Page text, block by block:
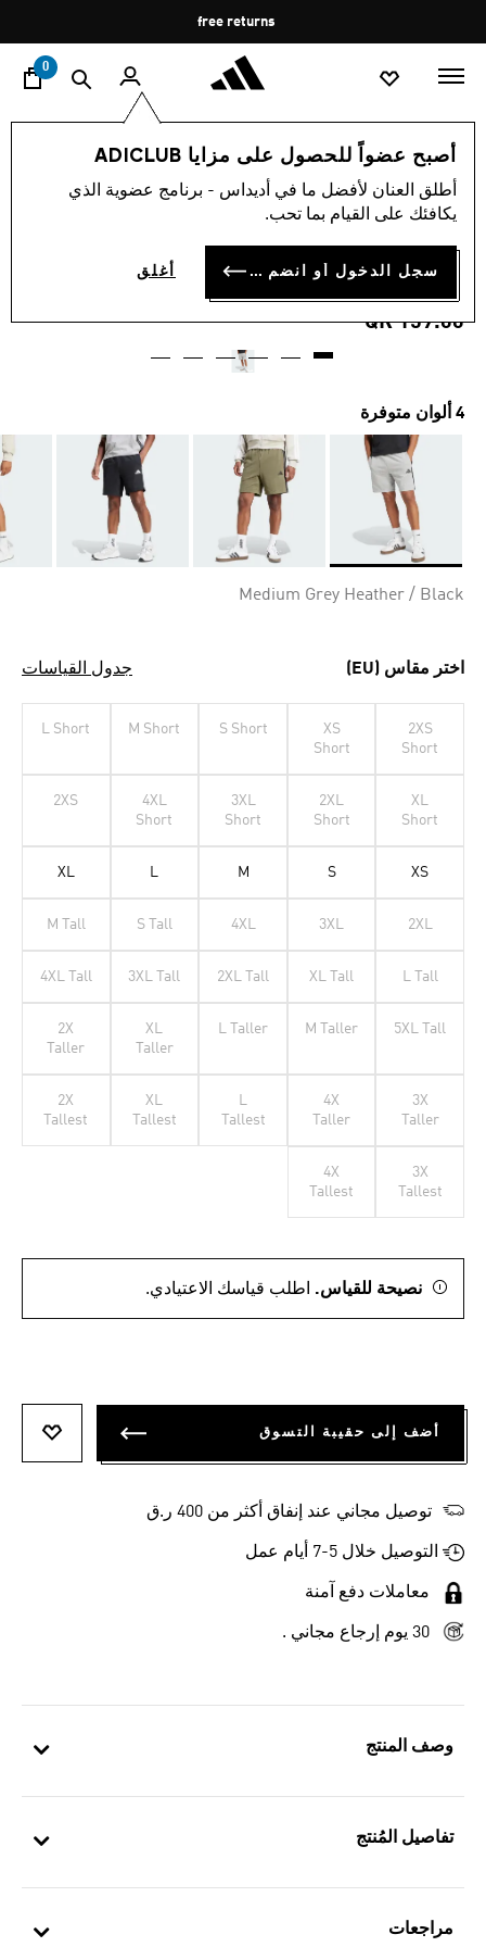
Pause
promotion
rotation
free returns
0
أصبح عضواً للحصول على مزايا ADICLUB
أطلق العنان لأفضل ما في أديداس - برنامج عضوية الذي
يكافئك على القيام بما تحب.
سجل الدخول أو انضم الآن أغلق
وصف المنتج
تفاصيل المُنتج
مراجعات
الرجال الملابس
متوسط
قيمة
4.5
5
نجوم.
2
4.5 (2)
شورت ESSENTIAL 3-STRIPES
FRENCH TERRY
QR 159.00
4 ألوان متوفرة
Medium Grey Heather / Black
اختر مقاس (EU) جدول القياسات
2XS
Short
XS
Short
S Short
M Short
L Short
XL
Short
2XL
Short
3XL
Short
4XL
Short
2XS
XS
S
M
L
XL
2XL
3XL
4XL
S Tall
M Tall
L Tall
XL Tall
2XL Tall
3XL Tall
4XL Tall
5XL Tall
M Taller
L Taller
XL
Taller
2X
Taller
3X
Taller
4X
Taller
L
Tallest
XL
Tallest
2X
Tallest
3X
Tallest
4X
Tallest
نصيحة للقياس. اطلب قياسك الاعتيادي.
أضف إلى حقيبة التسوق
توصيل مجاني عند إنفاق أكثر من 400 ر.ق
التوصيل خلال 5-7 أيام عمل
معاملات دفع آمنة